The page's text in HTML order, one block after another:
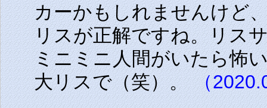
カーかもしれませんけど
リスが正解ですね。リス
ミニミニ人間がいたら怖
大リスで（笑）。（